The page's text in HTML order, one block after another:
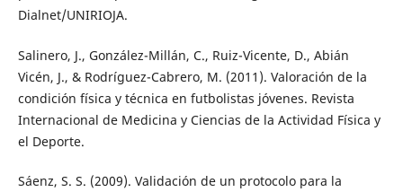
Dialnet/UNIRIOJA.
Salinero, J., González-Millán, C., Ruiz-Vicente, D., Abián
Vicén, J., & Rodríguez-Cabrero, M. (2011). Valoración de la
condición física y técnica en futbolistas jóvenes. Revista
Internacional de Medicina y Ciencias de la Actividad Física y
el Deporte.
Sáenz, S. S. (2009). Validación de un protocolo para la